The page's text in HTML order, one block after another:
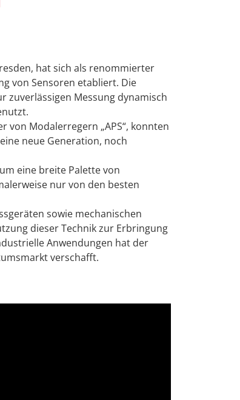
hat sich als renommierter
von Sensoren etabliert. Die
zuverlässigen Messung dynamisch
von Modalerregern „APS“, konnten
neue Generation, noch
eine breite Palette von
nur von den besten
sowie mechanischen
dieser Technik zur Erbringung
Anwendungen hat der
verschafft.